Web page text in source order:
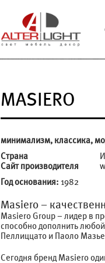
MASIERO
минимализм, классика,
Страна
Сайт производителя
Год основания: 1982
Masiero –
Masiero Group – лидер в
способно дополнить
Пеллиццато и Паоло
Сегодня бренд Masiero